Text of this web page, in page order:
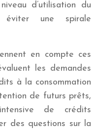
d’utilisation du
éviter une spirale
en compte ces
les demandes
à la consommation
de futurs prêts,
de crédits
des questions sur la